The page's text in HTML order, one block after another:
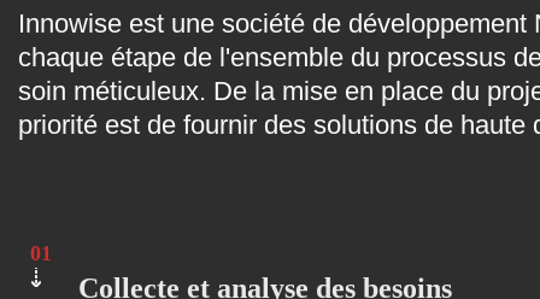
Innowise est une société de
chaque étape de l'ensemble du processus
soin méticuleux. De la mise en place du
priorité est de fournir des solutions de haute
01
Collecte et analyse des besoins